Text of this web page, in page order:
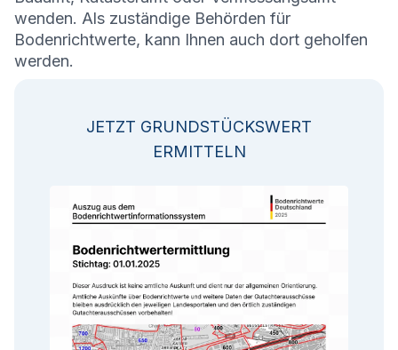
wenden. Als zuständige Behörden für
Bodenrichtwerte, kann Ihnen auch dort geholfen
werden.
JETZT GRUNDSTÜCKSWERT
ERMITTELN